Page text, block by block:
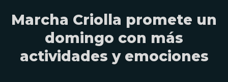
Marcha Criolla promete un
domingo con más
actividades y emociones